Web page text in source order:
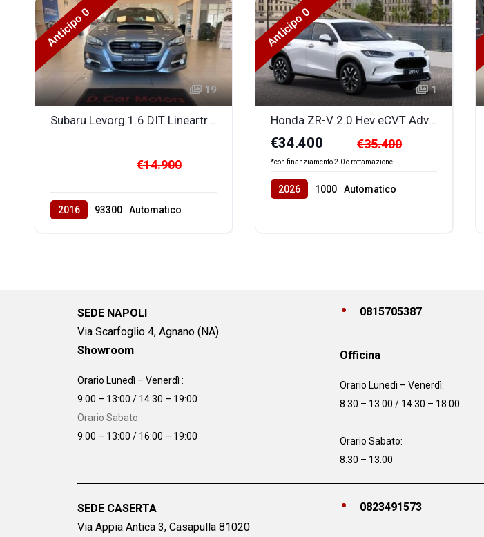
Anticipo 0
19
Subaru Levorg 1.6 DIT Lineartronic Sport Unlimited
€14.900
2016 93300
Automatico
Anticipo 0
1
Honda ZR-V 2.0 Hev eCVT Advance
€34.400
*con finanziamento 2.0 e rottamazione
€35.400
2026 1000
Automatico
SEDE NAPOLI
Via Scarfoglio 4, Agnano (NA)
Showroom
Orario Lunedì – Venerdì :
9:00 – 13:00 / 14:30 – 19:00
Orario Sabato:
9:00 – 13:00 / 16:00 – 19:00
0815705387
Officina
Orario Lunedì – Venerdì:
8:30 – 13:00 / 14:30 – 18:00
Orario Sabato:
8:30 – 13:00
SEDE CASERTA
Via Appia Antica 3, Casapulla 81020
0823491573